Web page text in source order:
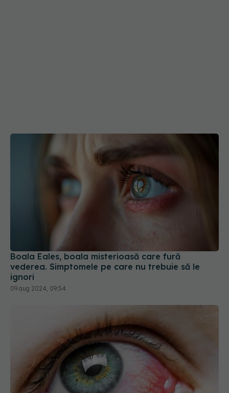
Boala Eales, boala misterioasă care fură
vederea. Simptomele pe care nu trebuie să le
ignori
09 aug 2024, 09:54